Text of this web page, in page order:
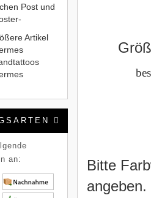
Bitte
Post und
Artikel
an: